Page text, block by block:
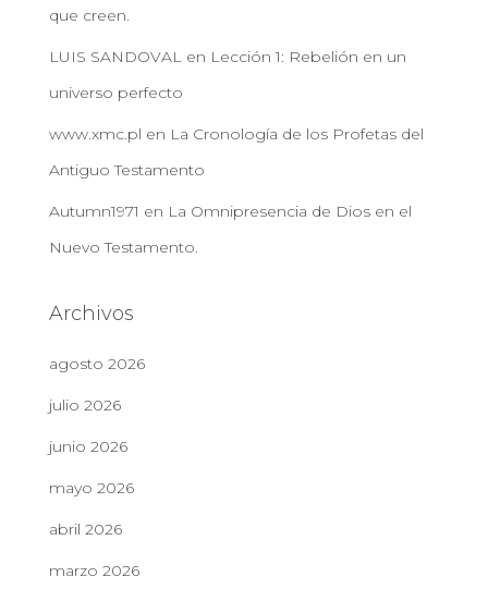
que creen.
LUIS SANDOVAL en Lección 1: Rebelión en un
universo perfecto
www.xmc.pl en La Cronología de los Profetas del
Antiguo Testamento
Autumn1971 en La Omnipresencia de Dios en el
Nuevo Testamento.
Archivos
agosto 2026
julio 2026
junio 2026
mayo 2026
abril 2026
marzo 2026